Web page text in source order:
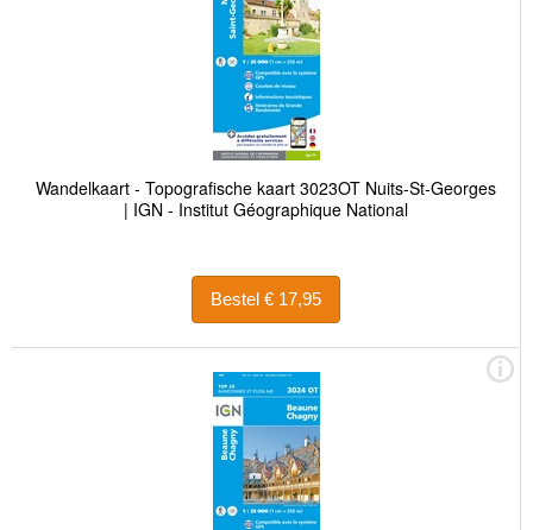
Wandelkaart - Topografische kaart 3023OT Nuits-St-Georges
| IGN - Institut Géographique National
Bestel € 17,95